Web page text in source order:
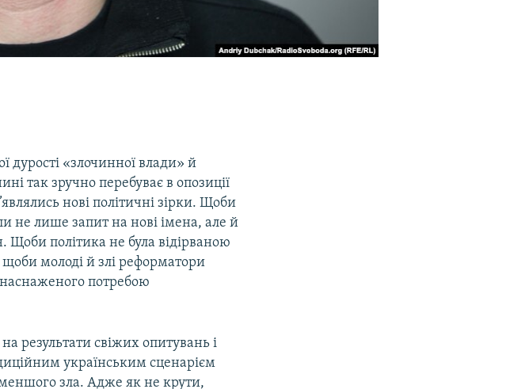
дурості «злочинної влади» й
так зручно перебуває в опозиції
нові політичні зірки. Щоби
не лише запит на нові імена, але й
Щоби політика не була відірваною
молоді й злі реформатори
наснаженого потребою
результати свіжих опитувань і
українським сценарієм
зла. Адже як не крути,